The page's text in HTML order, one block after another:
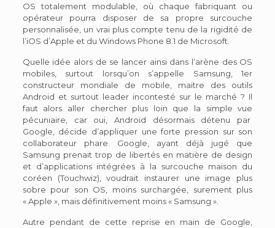
OS totalement modulable, où chaque fabriquant ou
opérateur pourra disposer de sa propre surcouche
personnalisée, un vrai plus compte tenu de la rigidité de
l’iOS d’Apple et du Windows Phone 8.1 de Microsoft.
Quelle idée alors de se lancer ainsi dans l’arène des OS
mobiles, surtout lorsqu’on s’appelle Samsung, 1er
constructeur mondiale de mobile, maitre des outils
Android et surtout leader incontesté sur le marché ? Il
faut alors aller chercher plus loin que la simple vue
pécuniaire, car oui, Android désormais détenu par
Google, décide d’appliquer une forte pression sur son
collaborateur phare. Google, ayant déjà jugé que
Samsung prenait trop de libertés en matière de design
et d’applications intégrées à la surcouche maison du
coréen (Touchwiz), voudrait instaurer une image plus
sobre pour son OS, moins surchargée, surement plus
« Apple », mais définitivement moins « Samsung ».
Autre pendant de cette reprise en main de Google,